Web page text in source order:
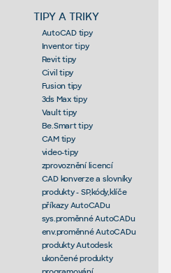
TIPY A TRIKY
AutoCAD tipy
Inventor tipy
Revit tipy
Civil tipy
Fusion tipy
3ds Max tipy
Vault tipy
Be.Smart tipy
CAM tipy
video-tipy
zprovoznění licencí
CAD konverze a slovníky
produkty - SP,kódy,klíče
příkazy AutoCADu
sys.proměnné AutoCADu
env.proměnné AutoCADu
produkty Autodesk
ukončené produkty